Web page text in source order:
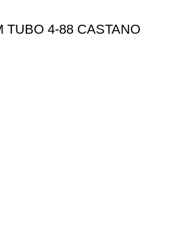
TUBO 4-88 CASTANO